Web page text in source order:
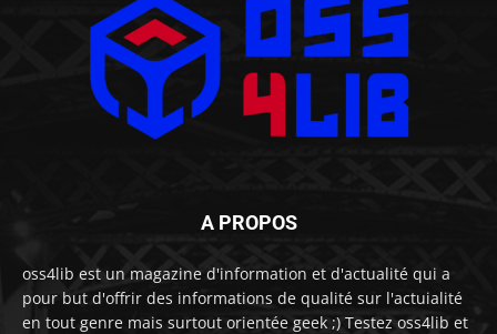
A PROPOS
oss4lib est un magazine d'information et d'actualité qui a
pour but d'offrir des informations de qualité sur l'actuialité
en tout genre mais surtout orientée geek ;) Testez oss4lib et